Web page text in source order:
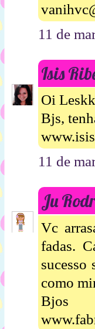
11 de
Isis
Oi
Bjs,
11 de
Ju
Vc
fadas.
sucesso
como
Bjos